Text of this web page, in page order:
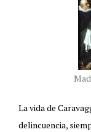
La vida de
delincuencia,